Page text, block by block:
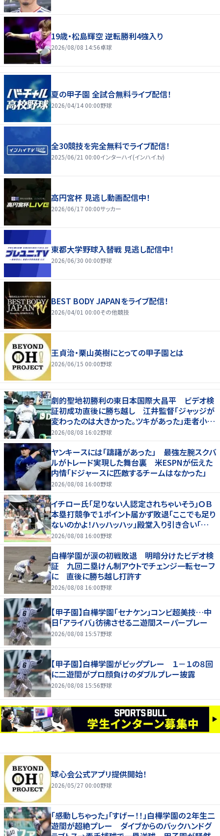
19歳・松島輝空 逆転勝利4強入り
2026/08/08 14:56卓球
夏の甲子園 全試合無料ライブ配信！
2026/04/14 00:00野球
全30競技を完全無料でライブ配信！
2025/06/21 00:00インターハイ(インハイ.tv)
高円宮杯 見逃し動画配信中！
2026/06/17 00:00サッカー
東都大学野球入替戦 見逃し配信中！
2026/06/30 00:00野球
BEST BODY JAPANをライブ配信！
2026/04/01 00:00その他競技
王貞治・栗山英樹にとっての甲子園とは
2026/06/15 00:00野球
劇的聖地初勝利の東日本国際大昌平 ビデオ検
証初成功直後に勝ち越し 江井監督「ジャッジが
変わったのは大きかった。ツキがあった」走者小内
は「自信があってセーフになってくれと」
2026/08/08 16:02野球
ヤンキースには「躊躇があった」 最強左腕スクバ
ルがトレード実現した舞台裏 米ESPNが伝えた
内情「ドジャースに匹敵するチームはなかった」
2026/08/08 16:00野球
イチロー氏「足りない人認定されちゃいそう」ＯＢ
本塁打競争で１ポイント届かず敗退「ここでも足り
ないのかよ！ハッハッハッ」殿堂入り引き合い「誰か
に分析してもらわないと」
2026/08/08 16:00野球
白樺学園が涙の初戦敗退 明暗分けたビデオ検
証 九回二塁けん制アウトでチェンジ一転セーフ
に 直後に勝ち越し打許す
2026/08/08 16:00野球
【甲子園】白樺学園「セナケン」コンビ超美技…中
日「アライバ」彷彿させる二遊間スーパープレー
2026/08/08 15:57野球
【甲子園】白樺学園がビッグプレー １－１の８回
に二遊間がプロ顔負けのダブルプレー披露
2026/08/08 15:56野球
球心会公式アプリ提供開始！
2026/05/27 00:00野球
「感動しちゃった」「すげー！！」白樺学園の２年生二
遊間が超絶プレー ダイブからのバックハンドグ